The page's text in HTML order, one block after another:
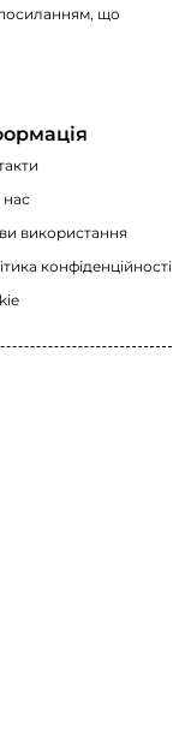
що
використання
конфіденційності